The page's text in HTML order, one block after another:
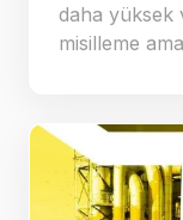
daha yüksek
misilleme